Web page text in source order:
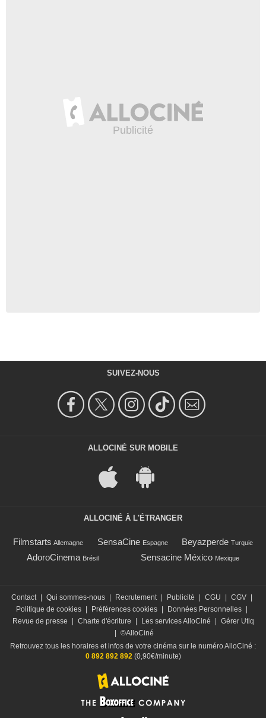
SUIVEZ-NOUS
ALLOCINÉ SUR MOBILE
ALLOCINÉ À L'ÉTRANGER
Filmstarts Allemagne SensaCine Espagne Beyazperde Turquie
AdoroCinema Brésil Sensacine México Mexique
Contact Qui sommes-nous Recrutement Publicité CGU CGV
Politique de cookies
Préférences cookies Données Personnelles
Revue de presse
Charte d'écriture Les services AlloCiné
Gérer Utiq
©AlloCiné
Retrouvez tous les horaires et infos de votre cinéma sur le numéro AlloCiné :
0 892 892 892(0,90€/minute)